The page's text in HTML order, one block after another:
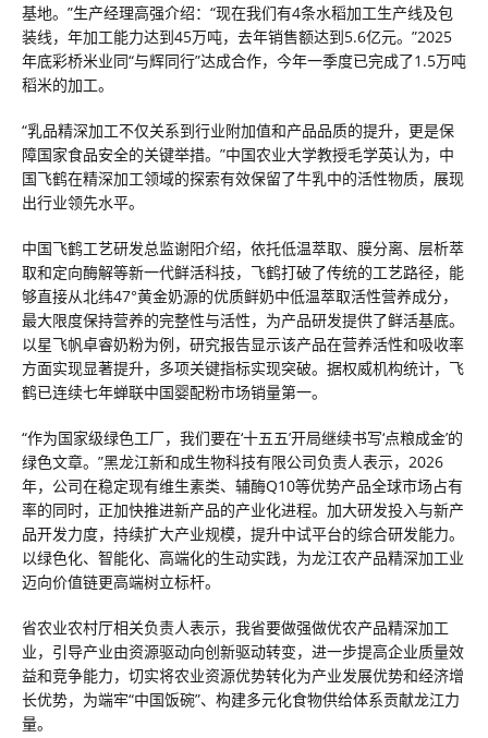
基地。”生产经理高强介绍：“现在我们有4条水稻加工生产线及包
装线，年加工能力达到45万吨，去年销售额达到5.6亿元。”2025
年底彩桥米业同“与辉同行”达成合作，今年一季度已完成了1.5万吨
稻米的加工。
“乳品精深加工不仅关系到行业附加值和产品品质的提升，更是保
障国家食品安全的关键举措。”中国农业大学教授毛学英认为，中
国飞鹤在精深加工领域的探索有效保留了牛乳中的活性物质，展现
出行业领先水平。
中国飞鹤工艺研发总监谢阳介绍，依托低温萃取、膜分离、层析萃
取和定向酶解等新一代鲜活科技，飞鹤打破了传统的工艺路径，能
够直接从北纬47°黄金奶源的优质鲜奶中低温萃取活性营养成分，
最大限度保持营养的完整性与活性，为产品研发提供了鲜活基底。
以星飞帆卓睿奶粉为例，研究报告显示该产品在营养活性和吸收率
方面实现显著提升，多项关键指标实现突破。据权威机构统计，飞
鹤已连续七年蝉联中国婴配粉市场销量第一。
“作为国家级绿色工厂，我们要在‘十五五’开局继续书写‘点粮成金’的
绿色文章。”黑龙江新和成生物科技有限公司负责人表示，2026
年，公司在稳定现有维生素类、辅酶Q10等优势产品全球市场占有
率的同时，正加快推进新产品的产业化进程。加大研发投入与新产
品开发力度，持续扩大产业规模，提升中试平台的综合研发能力。
以绿色化、智能化、高端化的生动实践，为龙江农产品精深加工业
迈向价值链更高端树立标杆。
省农业农村厅相关负责人表示，我省要做强做优农产品精深加工
业，引导产业由资源驱动向创新驱动转变，进一步提高企业质量效
益和竞争能力，切实将农业资源优势转化为产业发展优势和经济增
长优势，为端牢“中国饭碗”、构建多元化食物供给体系贡献龙江力
量。